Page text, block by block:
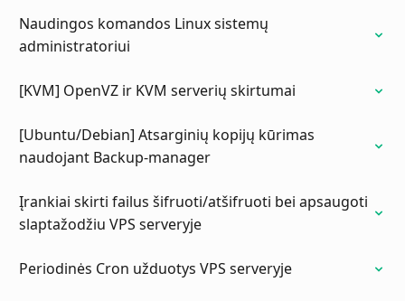
Naudingos komandos Linux sistemų
administratoriui
[KVM] OpenVZ ir KVM serverių skirtumai
[Ubuntu/Debian] Atsarginių kopijų kūrimas
naudojant Backup-manager
Įrankiai skirti failus šifruoti/atšifruoti bei apsaugoti
slaptažodžiu VPS serveryje
Periodinės Cron užduotys VPS serveryje